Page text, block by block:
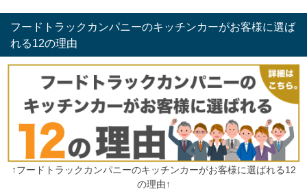
フードトラックカンパニーのキッチンカーがお客様に選ば
れる12の理由
↑フードトラックカンパニーのキッチンカーがお客様に選ばれる12
の理由↑